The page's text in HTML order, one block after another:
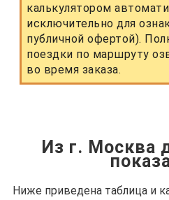
калькулятором
исключительно для
публичной офертой).
поездки по маршруту
во время заказа.
Из г. Москва
Ниже приведена таблица и